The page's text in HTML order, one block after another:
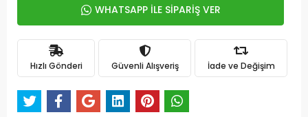
WHATSAPP İLE SİPARİŞ VER
Hızlı Gönderi Güvenli Alışveriş İade ve Değişim